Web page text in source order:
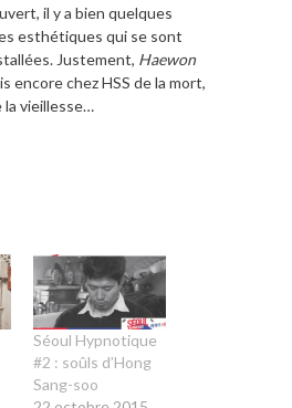
il y a bien quelques
esthétiques qui se sont
Justement, Haewon
encore chez HSS de la mort,
la vieillesse…
Séoul Hypnotique
#2 : soûls d’Hong
Sang-soo